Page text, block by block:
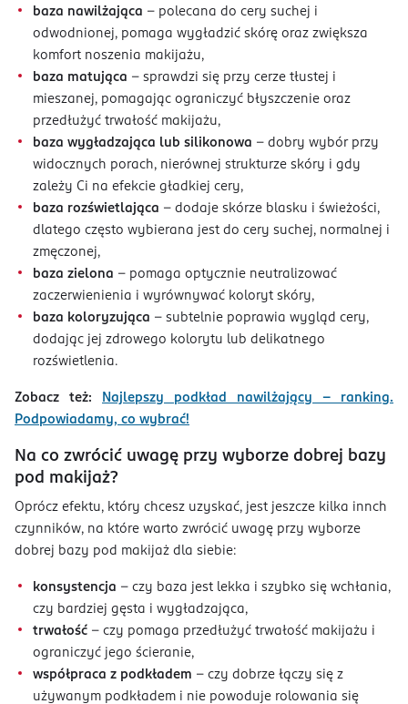
baza nawilżająca - polecana do cery suchej i
odwodnionej, pomaga wygładzić skórę oraz zwiększa
komfort noszenia makijażu,
baza matująca - sprawdzi się przy cerze tłustej i
mieszanej, pomagając ograniczyć błyszczenie oraz
przedłużyć trwałość makijażu,
baza wygładzająca lub silikonowa - dobry wybór przy
widocznych porach, nierównej strukturze skóry i gdy
zależy Ci na efekcie gładkiej cery,
baza rozświetlająca - dodaje skórze blasku i świeżości,
dlatego często wybierana jest do cery suchej, normalnej i
zmęczonej,
baza zielona - pomaga optycznie neutralizować
zaczerwienienia i wyrównywać koloryt skóry,
baza koloryzująca - subtelnie poprawia wygląd cery,
dodając jej zdrowego kolorytu lub delikatnego
rozświetlenia.
Zobacz też:
Najlepszy podkład nawilżający – ranking.
Podpowiadamy, co wybrać!
Na co zwrócić uwagę przy wyborze dobrej bazy
pod makijaż?
Oprócz efektu, który chcesz uzyskać, jest jeszcze kilka innch
czynników, na które warto zwrócić uwagę przy wyborze
dobrej bazy pod makijaż dla siebie:
konsystencja – czy baza jest lekka i szybko się wchłania,
czy bardziej gęsta i wygładzająca,
trwałość – czy pomaga przedłużyć trwałość makijażu i
ograniczyć jego ścieranie,
współpraca z podkładem – czy dobrze łączy się z
używanym podkładem i nie powoduje rolowania się